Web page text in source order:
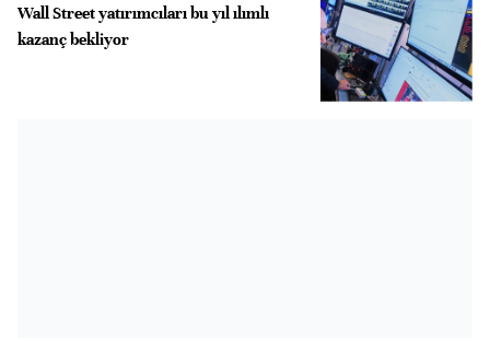
Wall Street yatırımcıları bu yıl ılımlı
kazanç bekliyor